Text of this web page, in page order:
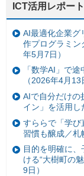
ICT活用レポート
AI最適化企業グ
作プログラミン
年5月7日）
「数学AI」で
（2026年4月13
AIで自分だけの
イン」を活用し
すららで「学び
習慣も醸成／札
目的を明確に
ける“大樹町の
9日）